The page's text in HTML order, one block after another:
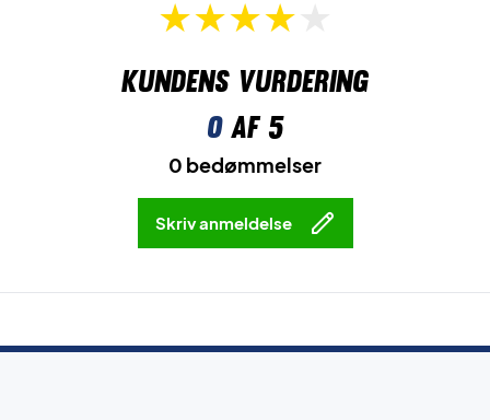
Kundens vurdering
0af 5
0 bedømmelser
Skriv anmeldelse